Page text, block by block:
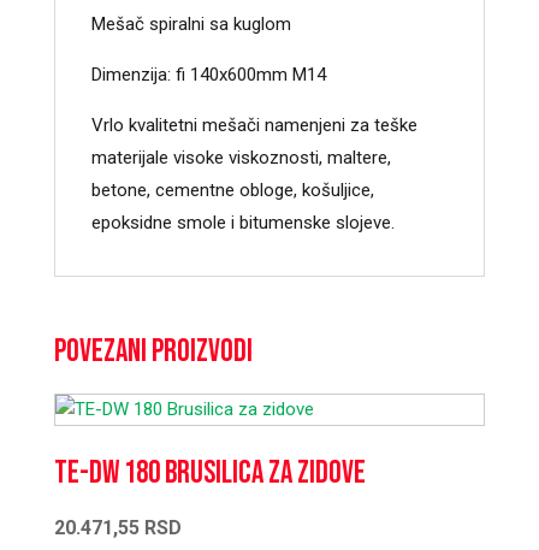
Mešač spiralni sa kuglom
Dimenzija: fi 140x600mm M14
Vrlo kvalitetni mešači namenjeni za teške
materijale visoke viskoznosti, maltere,
betone, cementne obloge, košuljice,
epoksidne smole i bitumenske slojeve.
Povezani proizvodi
TE-DW 180 Brusilica za zidove
20.471,55 RSD